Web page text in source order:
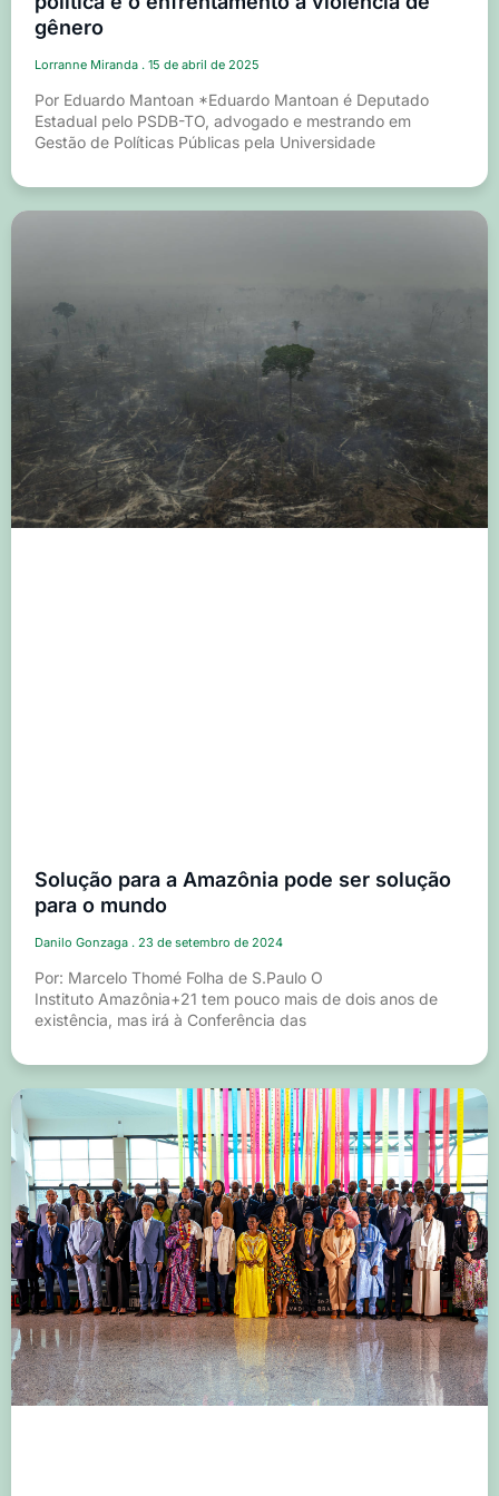
gênero
Lorranne Miranda 15 de abril de 2025
Por Eduardo Mantoan *Eduardo Mantoan é Deputado
Estadual pelo PSDB-TO, advogado e mestrando em
Gestão de Políticas Públicas pela Universidade
Solução para a Amazônia pode ser solução
para o mundo
Danilo Gonzaga 23 de setembro de 2024
Por: Marcelo Thomé Folha de S.Paulo O
Instituto Amazônia+21 tem pouco mais de dois anos de
existência, mas irá à Conferência das